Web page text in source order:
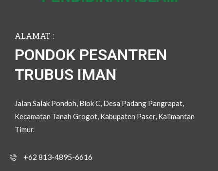
ALAMAT :
PONDOK PESANTREN
TRUBUS IMAN
Jalan Salak Pondoh, Blok C, Desa Padang Pangrapat,
Kecamatan Tanah Grogot, Kabupaten Paser, Kalimantan
Timur.
+62 813-4895-6616